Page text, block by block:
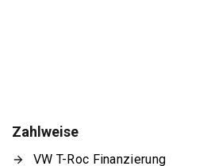
Zahlweise
VW T-Roc Finanzierung